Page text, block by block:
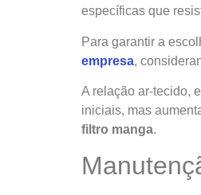
específicas que
Para garantir a
empresa,
A relação ar-tecido,
iniciais, mas
filtro manga.